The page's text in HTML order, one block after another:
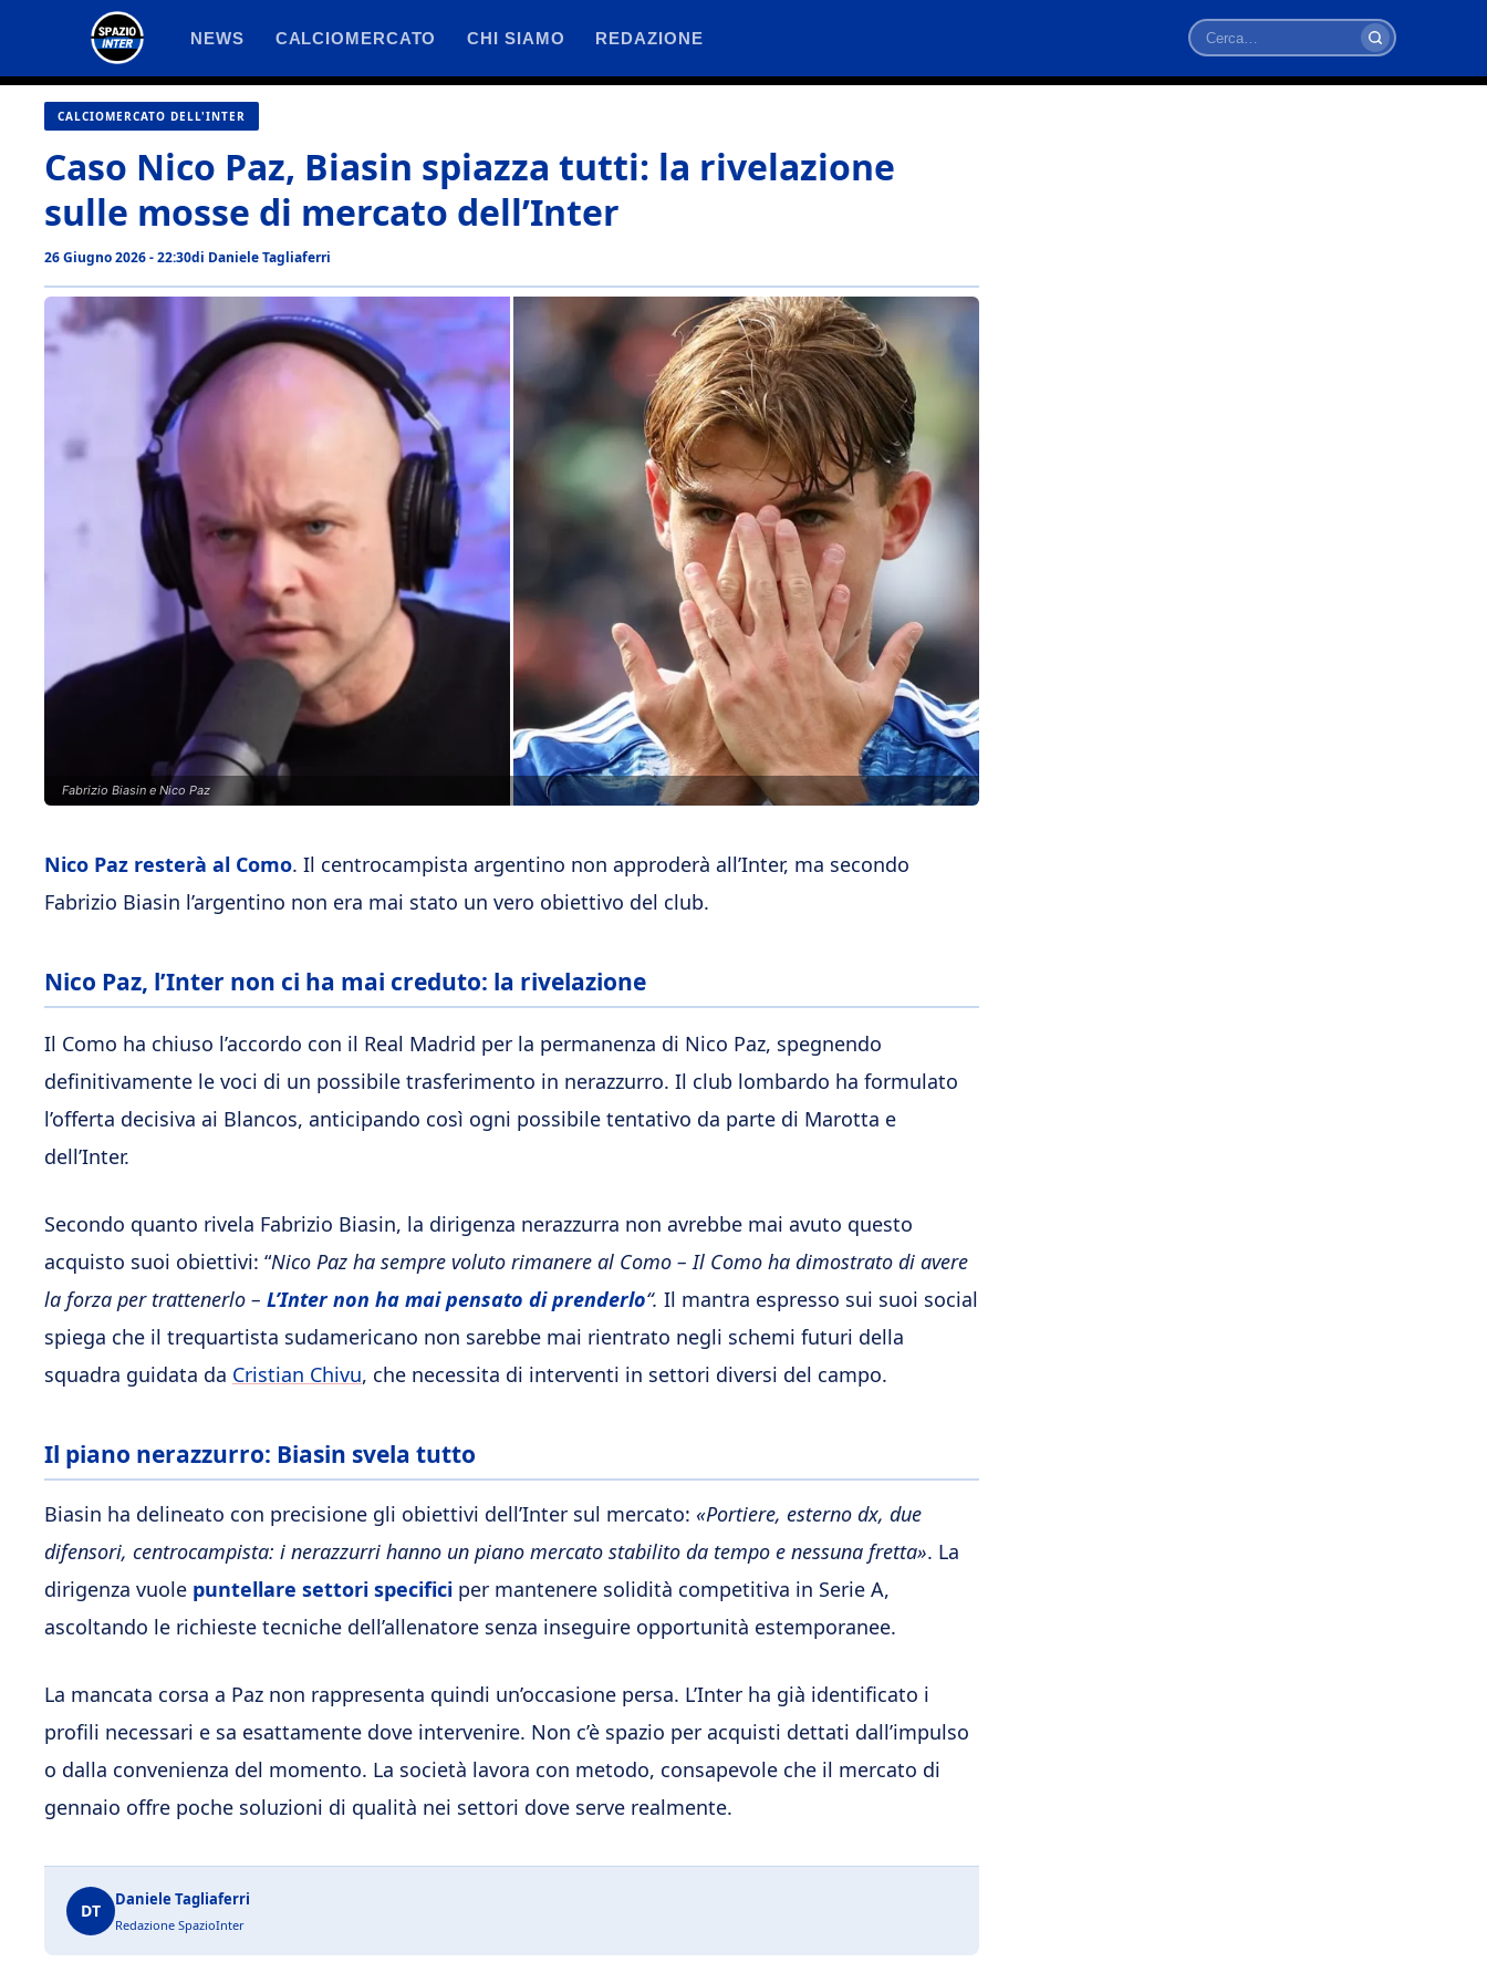
contenuto
NEWS CALCIOMERCATO CHI SIAMO REDAZIONE
Cerca
CALCIOMERCATO DELL'INTER
Caso Nico Paz, Biasin spiazza tutti: la rivelazione
sulle mosse di mercato dell’Inter
26 Giugno 2026 - 22:30di Daniele Tagliaferri
Fabrizio Biasin e Nico Paz
Nico Paz resterà al Como. Il centrocampista argentino non approderà all’Inter, ma secondo
Fabrizio Biasin l’argentino non era mai stato un vero obiettivo del club.
Nico Paz, l’Inter non ci ha mai creduto: la rivelazione
Il Como ha chiuso l’accordo con il Real Madrid per la permanenza di Nico Paz, spegnendo
definitivamente le voci di un possibile trasferimento in nerazzurro. Il club lombardo ha formulato
l’offerta decisiva ai Blancos, anticipando così ogni possibile tentativo da parte di Marotta e
dell’Inter.
Secondo quanto rivela Fabrizio Biasin, la dirigenza nerazzurra non avrebbe mai avuto questo
acquisto suoi obiettivi: “Nico Paz ha sempre voluto rimanere al Como – Il Como ha dimostrato di avere
la forza per trattenerlo – L’Inter non ha mai pensato di prenderlo“. Il mantra espresso sui suoi social
spiega che il trequartista sudamericano non sarebbe mai rientrato negli schemi futuri della
squadra guidata da Cristian Chivu, che necessita di interventi in settori diversi del campo.
Il piano nerazzurro: Biasin svela tutto
Biasin ha delineato con precisione gli obiettivi dell’Inter sul mercato: «Portiere, esterno dx, due
difensori, centrocampista: i nerazzurri hanno un piano mercato stabilito da tempo e nessuna fretta». La
dirigenza vuole puntellare settori specifici per mantenere solidità competitiva in Serie A,
ascoltando le richieste tecniche dell’allenatore senza inseguire opportunità estemporanee.
La mancata corsa a Paz non rappresenta quindi un’occasione persa. L’Inter ha già identificato i
profili necessari e sa esattamente dove intervenire. Non c’è spazio per acquisti dettati dall’impulso
o dalla convenienza del momento. La società lavora con metodo, consapevole che il mercato di
gennaio offre poche soluzioni di qualità nei settori dove serve realmente.
DT
Daniele Tagliaferri
Redazione SpazioInter